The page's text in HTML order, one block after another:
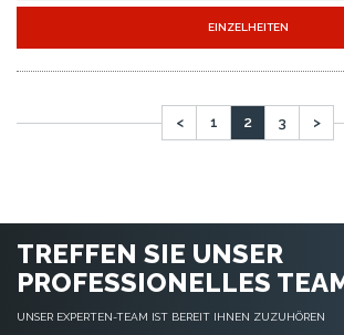
EINZELHEITEN
< 1 2 3 >
TREFFEN SIE UNSER
PROFESSIONELLES
UNSER EXPERTEN-TEAM IST BEREIT IHNEN ZUZUHÖREN